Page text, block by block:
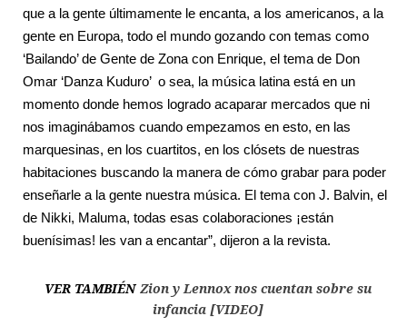
que a la gente últimamente le encanta, a los americanos, a la
gente en Europa, todo el mundo gozando con temas como
‘Bailando’ de Gente de Zona con Enrique, el tema de Don
Omar ‘Danza Kuduro’ o sea, la música latina está en un
momento donde hemos logrado acaparar mercados que ni
nos imaginábamos cuando empezamos en esto, en las
marquesinas, en los cuartitos, en los clósets de nuestras
habitaciones buscando la manera de cómo grabar para poder
enseñarle a la gente nuestra música. El tema con J. Balvin, el
de Nikki, Maluma, todas esas colaboraciones ¡están
buenísimas! les van a encantar”, dijeron a la revista.
VER TAMBIÉN Zion y Lennox nos cuentan sobre su
infancia [VIDEO]